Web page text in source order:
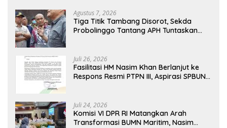
Agustus 7, 2026
Tiga Titik Tambang Disorot, Sekda
Probolinggo Tantang APH Tuntaskan
Juli 26, 2026
Fasilitasi HM Nasim Khan Berlanjut ke
Respons Resmi PTPN III, Aspirasi SPBUN
Juli 24, 2026
Komisi VI DPR RI Matangkan Arah
Transformasi BUMN Maritim, Nasim